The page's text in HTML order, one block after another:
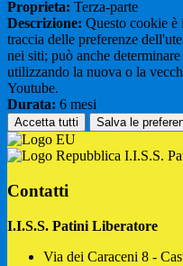
Proprieta: Terza-parte
Descrizione: Questo cookie è
traccia delle preferenze
nei siti; può anche
utilizzando la nuova o la
Youtube.
Durata: 6 mesi
Accetta tutti Salva le
I.I.S.S.
Contatti
I.I.S.S. Patini Liberatore
Via dei Caraceni 8 -